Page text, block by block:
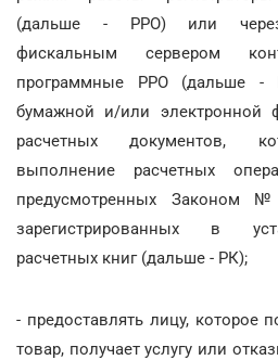
(дальше - РРО) или через
фискальным сервером
программные РРО (дальше
бумажной и/или электронной
расчетных документов,
выполнение расчетных
предусмотренных Законом
зарегистрированных в
расчетных книг (дальше - РК);
- предоставлять лицу, которое
товар, получает услугу или